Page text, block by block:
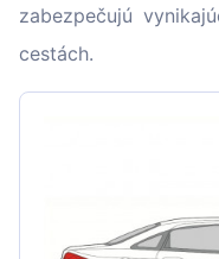
zabezpečujú
cestách.